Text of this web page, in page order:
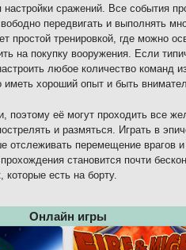
сражений. Все события
передвигать и выполнять
простой тренировкой, где можно
на покупку вооружения. Если
любое количество команд
иметь хороший опыт и быть
поэтому её могут проходить все
и размяться. Играть в
перемещение врагов
становится почти
которые есть на борту.
Онлайн игры